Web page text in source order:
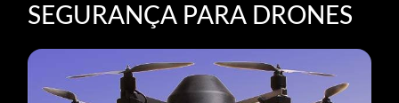
SEGURANÇA PARA DRONES